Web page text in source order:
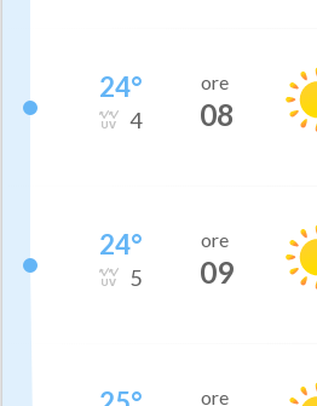
24°
4
ore
08
24°
5
ore
09
ore